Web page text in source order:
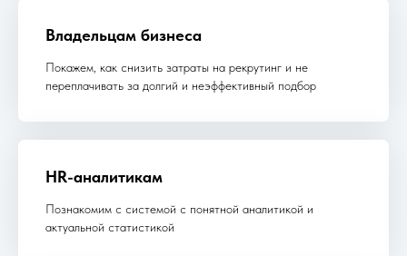
Владельцам бизнеса
Покажем, как снизить затраты на рекрутинг и не
переплачивать за долгий и неэффективный подбор
HR-аналитикам
Познакомим с системой с понятной аналитикой и
актуальной статистикой